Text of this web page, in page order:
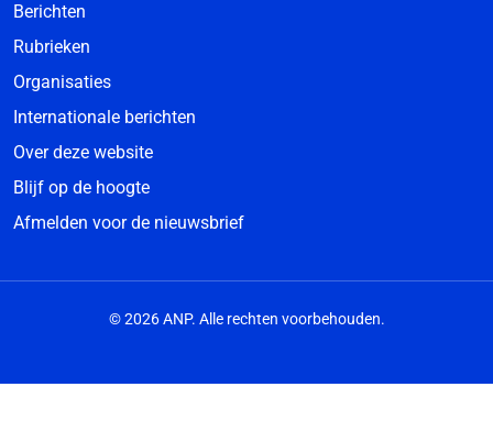
Berichten
Rubrieken
Organisaties
Internationale berichten
Over deze website
Blijf op de hoogte
Afmelden voor de nieuwsbrief
© 2026 ANP. Alle rechten voorbehouden.